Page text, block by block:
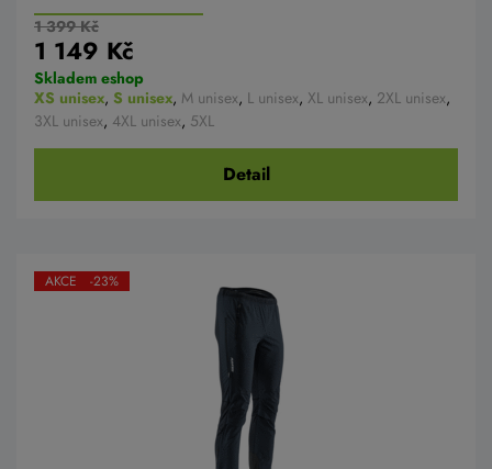
1 399 Kč
1 149 Kč
Skladem eshop
XS unisex, S unisex, M unisex, L unisex, XL unisex, 2XL unisex,
3XL unisex, 4XL unisex, 5XL
Detail
AKCE -23%